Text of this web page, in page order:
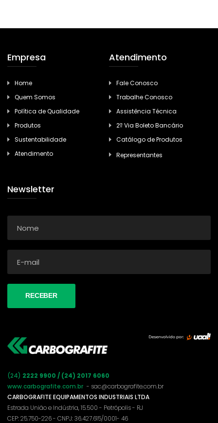
Empresa
Home
Quem Somos
Política de Qualidade
Produtos
Sustentabilidade
Atendimento
Atendimento
Fale Conosco
Trabalhe Conosco
Assistência Técnica
2ª Via Boleto Bancário
Catálogo de Produtos
Representantes
Newsletter
(24) 2222 9900 / (24) 2017 6060
www.carbografite.com.br - sac@carbografite.com.br
CARBOGRAFITE EQUIPAMENTOS INDUSTRIAIS LTDA
Estrada União e Indústria, 15.500 - Petrópolis - RJ
CEP: 25.750-226 - CNPJ: 36.427.615/0001- 46